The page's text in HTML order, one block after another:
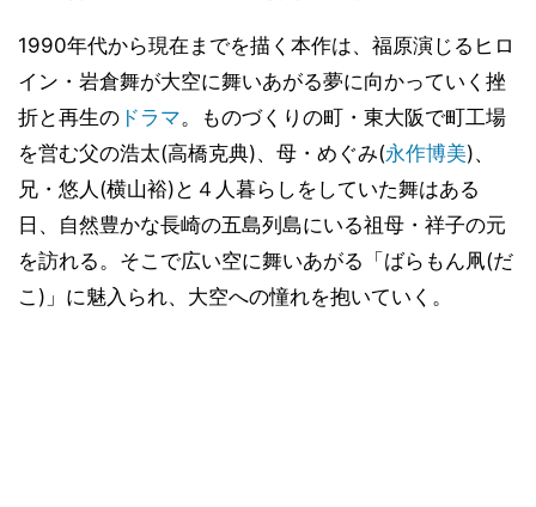
1990年代から現在までを描く本作は、福原演じるヒロ
イン・岩倉舞が大空に舞いあがる夢に向かっていく挫
折と再生の ドラマ。ものづくりの町・東大阪で町工場
を営む父の浩太(高橋克典)、母・めぐみ(永作博美)、
兄・悠人(横山裕)と４人暮らしをしていた舞はある
日、自然豊かな長崎の五島列島にいる祖母・祥子の元
を訪れる。そこで広い空に舞いあがる「ばらもん凧(だ
こ)」に魅入られ、大空への憧れを抱いていく。